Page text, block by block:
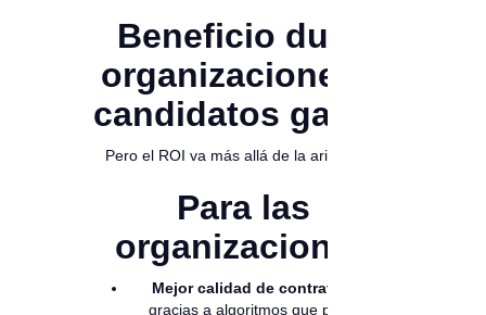
Beneficio dual:
organizaciones y
candidatos ganan
Pero el ROI va más allá de la aritmética:
Para las
organizaciones
Mejor calidad de contratación
gracias a algoritmos que priorizan